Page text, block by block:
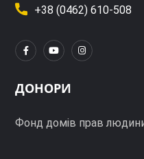
+38 (0462) 610-508
ДОНОРИ
Фонд домів прав